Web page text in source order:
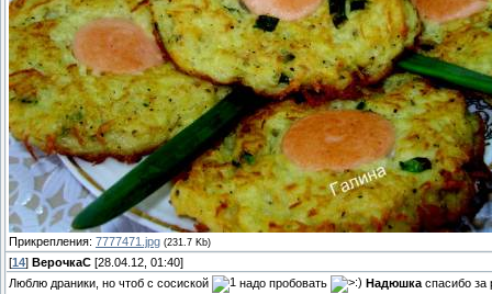
Прикрепления: 7777471.jpg (231.7 Kb)
[14] ВерочкаС [28.04.12, 01:40]
Люблю драники, но чтоб с сосиской
надо пробовать Надюшка спасибо за